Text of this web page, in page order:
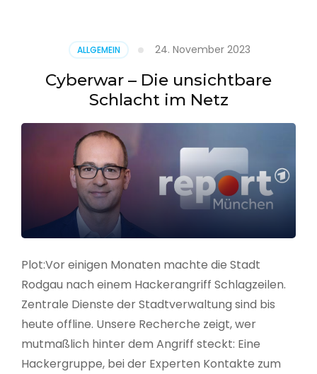
ALLGEMEIN 24. November 2023
Cyberwar – Die unsichtbare
Schlacht im Netz
Plot:Vor einigen Monaten machte die Stadt
Rodgau nach einem Hackerangriff Schlagzeilen.
Zentrale Dienste der Stadtverwaltung sind bis
heute offline. Unsere Recherche zeigt, wer
mutmaßlich hinter dem Angriff steckt: Eine
Hackergruppe, bei der Experten Kontakte zum